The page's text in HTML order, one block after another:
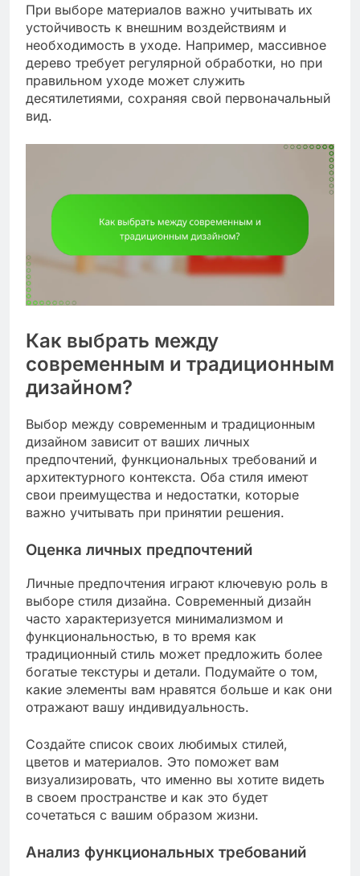
При выборе материалов важно учитывать их
устойчивость к внешним воздействиям и
необходимость в уходе. Например, массивное
дерево требует регулярной обработки, но при
правильном уходе может служить
десятилетиями, сохраняя свой первоначальный
вид.
Как выбрать между
современным и традиционным
дизайном?
Выбор между современным и традиционным
дизайном зависит от ваших личных
предпочтений, функциональных требований и
архитектурного контекста. Оба стиля имеют
свои преимущества и недостатки, которые
важно учитывать при принятии решения.
Оценка личных предпочтений
Личные предпочтения играют ключевую роль в
выборе стиля дизайна. Современный дизайн
часто характеризуется минимализмом и
функциональностью, в то время как
традиционный стиль может предложить более
богатые текстуры и детали. Подумайте о том,
какие элементы вам нравятся больше и как они
отражают вашу индивидуальность.
Создайте список своих любимых стилей,
цветов и материалов. Это поможет вам
визуализировать, что именно вы хотите видеть
в своем пространстве и как это будет
сочетаться с вашим образом жизни.
Анализ функциональных требований